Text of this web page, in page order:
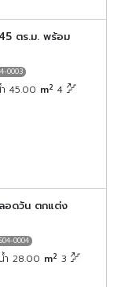
ตร.ม. พร้อม
0003
45.00 m2 4
อดวัน ตกแต่ง
0004
28.00 m2 3